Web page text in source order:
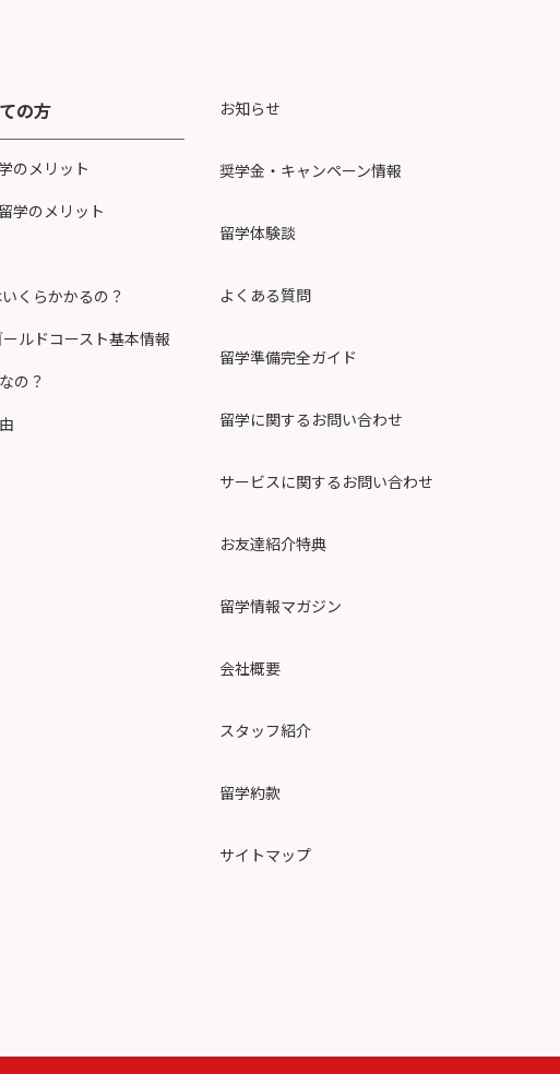
の方
のメリット
学のメリット
くらかかるの？
ルドコースト基本情報
の？
お知らせ
奨学金・キャンペーン情報
留学体験談
よくある質問
留学準備完全ガイド
留学に関するお問い合わせ
サービスに関するお問い合わせ
お友達紹介特典
留学情報マガジン
会社概要
スタッフ紹介
留学約款
サイトマップ